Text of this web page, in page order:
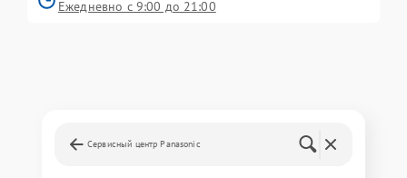
Ежедневно с 9:00 до 21:00
Сервисный центр Panasonic